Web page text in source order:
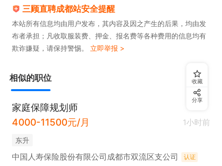
三顾直聘成都站安全提醒
本站所有信息均由用户发布，其内容及因之产生的后果，均由发
布者承担；凡收取服装费、押金、报名费等各种费用的信息均有
欺诈嫌疑，请保持警惕。 立即举报 >
相似的职位
家庭保障规划师
4000-11500元/月
1小时前
东升
中国人寿保险股份有限公司成都市双流区支公司 认证
收藏
分享